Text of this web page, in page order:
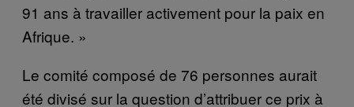
91 ans à travailler activement pour la paix en
Afrique. »
Le comité composé de 76 personnes aurait
été divisé sur la question d’attribuer ce prix à